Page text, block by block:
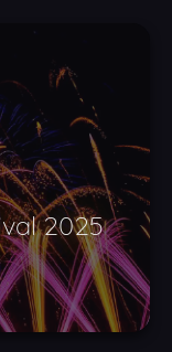
2025